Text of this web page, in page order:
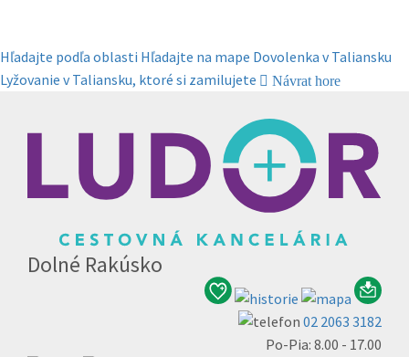
Hľadajte podľa oblasti Hľadajte na mape Dovolenka v Taliansku
Lyžovanie v Taliansku, ktoré si zamilujete
Návrat hore
Dolné Rakúsko
02 2063 3182
Po-Pia: 8.00 - 17.00